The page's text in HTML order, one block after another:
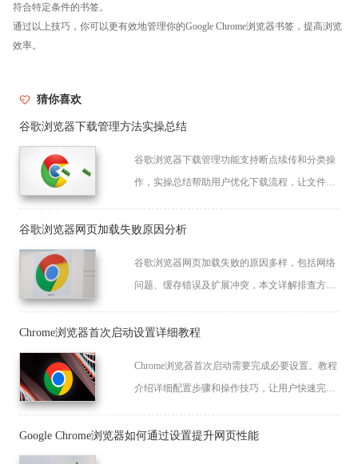
符合特定条件的书签。
通过以上技巧，你可以更有效地管理你的Google Chrome浏览器书签，提高浏览
效率。
猜你喜欢
谷歌浏览器下载管理方法实操总结
谷歌浏览器下载管理功能支持断点续传和分类操
作，实操总结帮助用户优化下载流程，让文件传
谷歌浏览器网页加载失败原因分析
谷歌浏览器网页加载失败的原因多样，包括网络
问题、缓存错误及扩展冲突，本文详解排查方
Chrome浏览器首次启动设置详细教程
Chrome浏览器首次启动需要完成必要设置。教程
介绍详细配置步骤和操作技巧，让用户快速完成
Google Chrome浏览器如何通过设置提升网页性能